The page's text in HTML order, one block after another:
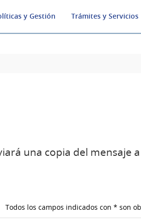
y Gestión Trámites y Servicios
una copia del mensaje
Todos los campos indicados con * son